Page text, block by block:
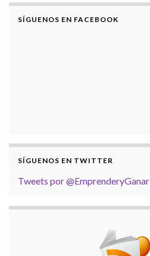
SÍGUENOS EN FACEBOOK
SÍGUENOS EN TWITTER
Tweets por @EmprenderyGanar